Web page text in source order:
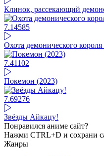
Клинок, рассекающий
7.14585
Охота демонического
7.41102
Покемон (2023)
7.69276
Звёзды Айкацу!
Понравился аниме сайт?
Нажми CTRL+D и сохрани
Жанры